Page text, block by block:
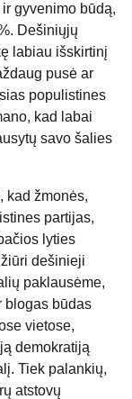
gyvenimo būdą,
Dešiniųjų
labiau išskirtinį
pusė ar
populistines
kad labai
savo šalies
kad žmonės,
partijas,
lyties
dešinieji
paklausėme,
blogas būdas
vietose,
demokratiją
Tiek palankių,
atstovų